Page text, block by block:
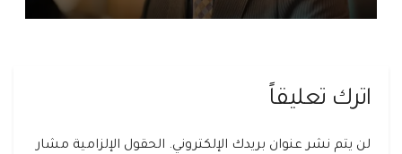
اترك تعليقاً
لن يتم نشر عنوان بريدك الإلكتروني. الحقول الإلزامية مشار